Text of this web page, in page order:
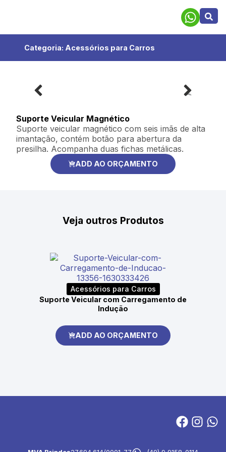
Categoria: Acessórios para Carros
Suporte Veicular Magnético
Suporte veicular magnético com seis imãs de alta
imantação, contém botão para abertura da
presilha. Acompanha duas fichas metálicas.
ADD AO ORÇAMENTO
Veja outros Produtos
Acessórios para Carros
Suporte Veicular com Carregamento de
Indução
ADD AO ORÇAMENTO